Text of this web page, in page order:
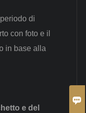
di
con foto e il
in base alla
e del
